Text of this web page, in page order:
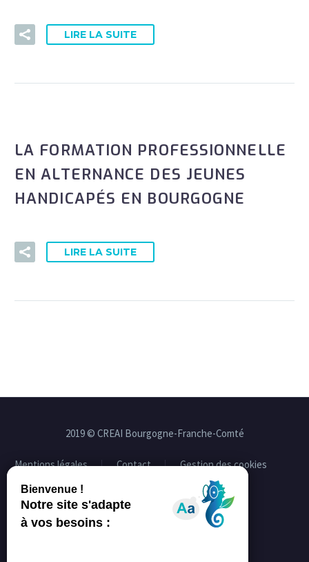
LIRE LA SUITE
LA FORMATION PROFESSIONNELLE
EN ALTERNANCE DES JEUNES
HANDICAPÉS EN BOURGOGNE
LIRE LA SUITE
2019 © CREAI Bourgogne-Franche-Comté
Mentions légales Contact Gestion des cookies